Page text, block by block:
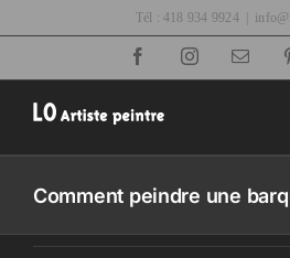
Tél : 418 934 9924
FacebookInstagramEmail
Comment peindre une